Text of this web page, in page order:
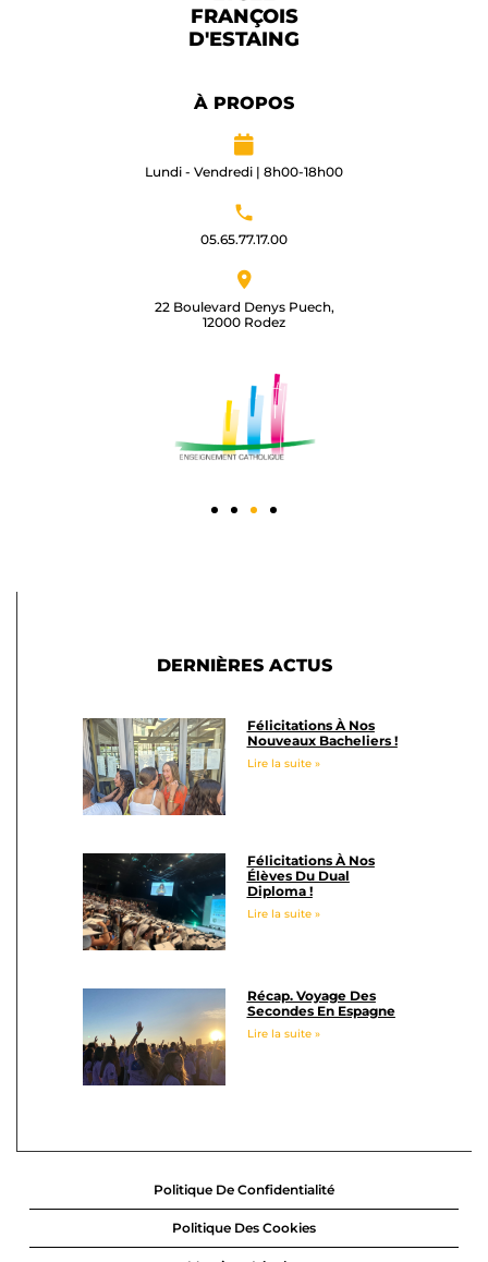
FRANÇOIS
D'ESTAING
À PROPOS
Lundi - Vendredi | 8h00-18h00
05.65.77.17.00​
22 Boulevard Denys Puech,
12000 Rodez​
DERNIÈRES ACTUS
Félicitations À Nos
Nouveaux Bacheliers !
Lire la suite »
Félicitations À Nos
Élèves Du Dual
Diploma !
Lire la suite »
Récap. Voyage Des
Secondes En Espagne
Lire la suite »
Politique De Confidentialité
Politique Des Cookies